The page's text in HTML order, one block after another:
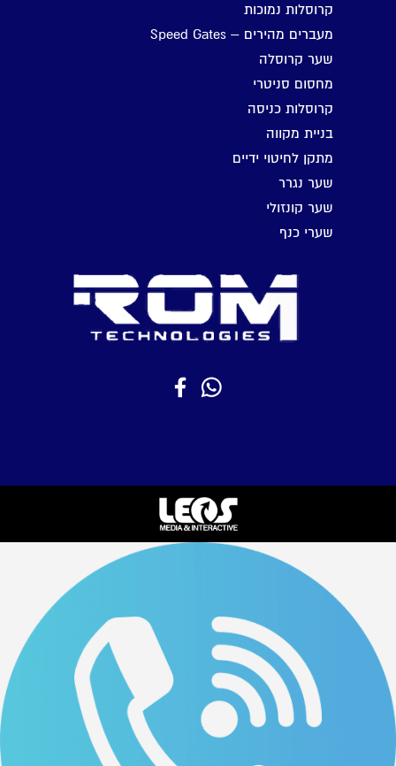
קרוסלות נמוכות
מעברים מהירים – Speed Gates
שער קרוסלה
מחסום סניטרי
קרוסלות כניסה
בניית מקווה
מתקן לחיטוי ידיים
שער נגרר
שער קונזולי
שערי כנף